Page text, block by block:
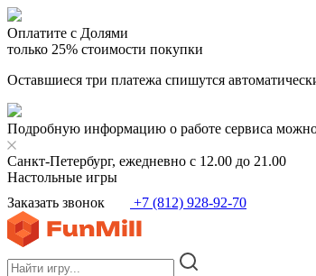
Оплатите с Долями
только 25% стоимости покупки
Оставшиеся три платежа спишутся
Подробную информацию о работе сервиса можно
Санкт-Петербург, ежедневно с 12.00 до 21.00
Настольные игры
Заказать звонок
+7 (812) 928-92-70